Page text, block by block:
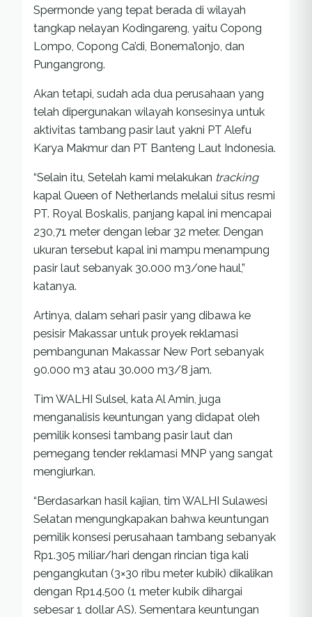
Spermonde yang tepat berada di wilayah
tangkap nelayan Kodingareng, yaitu Copong
Lompo, Copong Ca’di, Bonema’lonjo, dan
Pungangrong.
Akan tetapi, sudah ada dua perusahaan yang
telah dipergunakan wilayah konsesinya untuk
aktivitas tambang pasir laut yakni PT Alefu
Karya Makmur dan PT Banteng Laut Indonesia.
“Selain itu, Setelah kami melakukan tracking
kapal Queen of Netherlands melalui situs resmi
PT. Royal Boskalis, panjang kapal ini mencapai
230,71 meter dengan lebar 32 meter. Dengan
ukuran tersebut kapal ini mampu menampung
pasir laut sebanyak 30.000 m3/one haul,”
katanya.
Artinya, dalam sehari pasir yang dibawa ke
pesisir Makassar untuk proyek reklamasi
pembangunan Makassar New Port sebanyak
90.000 m3 atau 30.000 m3/8 jam.
Tim WALHI Sulsel, kata Al Amin, juga
menganalisis keuntungan yang didapat oleh
pemilik konsesi tambang pasir laut dan
pemegang tender reklamasi MNP yang sangat
mengiurkan.
“Berdasarkan hasil kajian, tim WALHI Sulawesi
Selatan mengungkapakan bahwa keuntungan
pemilik konsesi perusahaan tambang sebanyak
Rp1.305 miliar/hari dengan rincian tiga kali
pengangkutan (3×30 ribu meter kubik) dikalikan
dengan Rp14.500 (1 meter kubik dihargai
sebesar 1 dollar AS). Sementara keuntungan